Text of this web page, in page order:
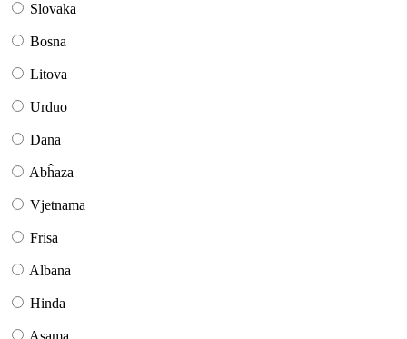
Slovaka
Bosna
Litova
Urduo
Dana
Abĥaza
Vjetnama
Frisa
Albana
Hinda